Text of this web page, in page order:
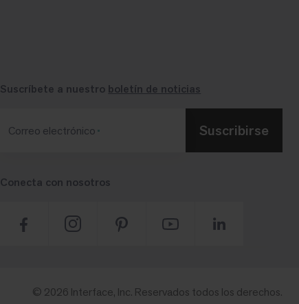
Suscríbete a nuestro boletín de noticias
Correo electrónico Suscribirse
Conecta con nosotros
© 2026 Interface, Inc. Reservados todos los derechos.